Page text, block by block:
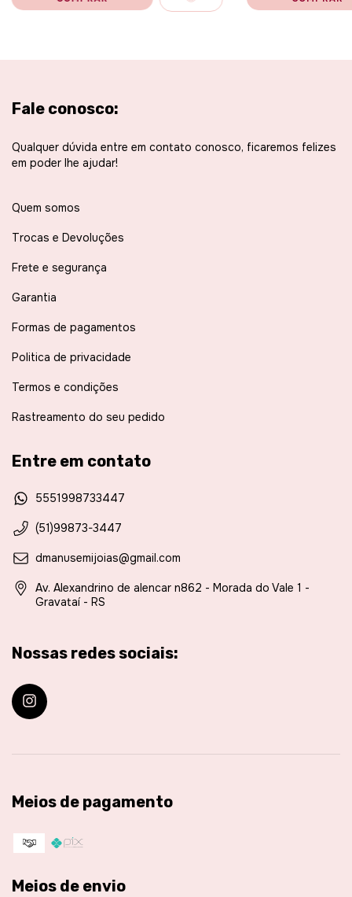
Fale conosco:
Qualquer dúvida entre em contato conosco, ficaremos felizes
em poder lhe ajudar!
Quem somos
Trocas e Devoluções
Frete e segurança
Garantia
Formas de pagamentos
Politica de privacidade
Termos e condições
Rastreamento do seu pedido
Entre em contato
5551998733447
(51)99873-3447
dmanusemijoias@gmail.com
Av. Alexandrino de alencar n862 - Morada do Vale 1 -
Gravataí - RS
Nossas redes sociais:
Meios de pagamento
Meios de envio